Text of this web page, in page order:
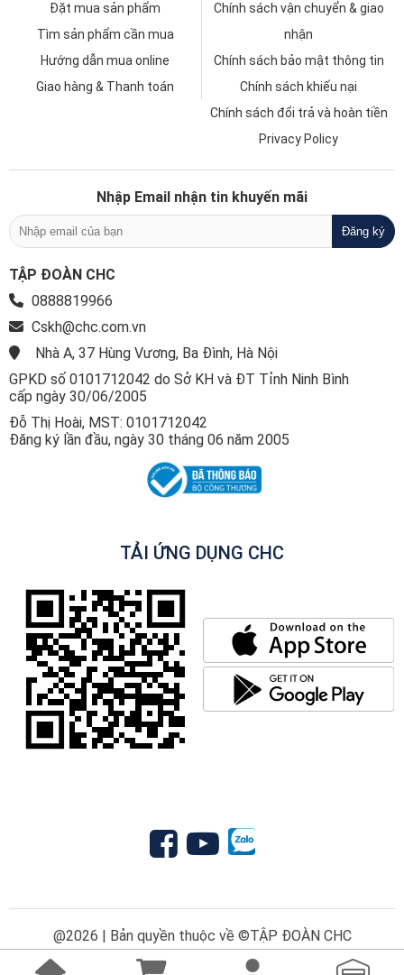
Đặt mua sản phẩm
Tìm sản phẩm cần mua
Hướng dẫn mua online
Giao hàng & Thanh toán
Chính sách vận chuyển & giao
nhận
Chính sách bảo mật thông tin
Chính sách khiếu nại
Chính sách đổi trả và hoàn tiền
Privacy Policy
Nhập Email nhận tin khuyến mãi
TẬP ĐOÀN CHC
0888819966
Cskh@chc.com.vn
Nhà A, 37 Hùng Vương, Ba Đình, Hà Nội
GPKD số 0101712042 do Sở KH và ĐT Tỉnh Ninh Bình
cấp ngày 30/06/2005
Đỗ Thị Hoài, MST: 0101712042
Đăng ký lần đầu, ngày 30 tháng 06 năm 2005
TẢI ỨNG DỤNG CHC
@2026 | Bản quyền thuộc về ©TẬP ĐOÀN CHC